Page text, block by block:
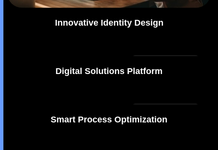
Innovative Identity Design
Digital Solutions Platform
Smart Process Optimization